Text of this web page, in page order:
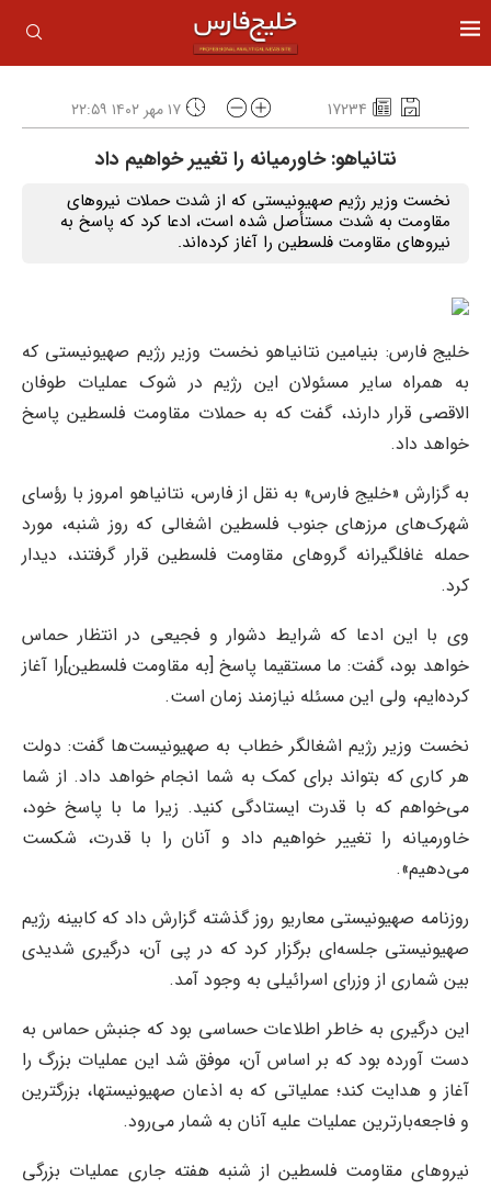
17234 ۱۷ مهر ۱۴۰۲ ۲۲:۵۹
نتانیاهو: خاورمیانه را تغییر خواهیم داد
نخست وزیر رژیم صهیونیستی که از شدت حملات نیرو‌های
مقاومت به شدت مستأصل شده است، ادعا کرد که پاسخ به
نیرو‌های مقاومت فلسطین را آغاز کرده‌اند.
خلیج فارس: بنیامین نتانیاهو نخست وزیر رژیم صهیونیستی که
به همراه سایر مسئولان این رژیم در شوک عملیات طوفان
الاقصی قرار دارند، گفت که به حملات مقاومت فلسطین پاسخ
خواهد داد.
به گزارش «خلیج فارس» به نقل از فارس، نتانیاهو امروز با رؤسای
شهرک‌های مرز‌های جنوب فلسطین اشغالی که روز شنبه، مورد
حمله غافلگیرانه گرو‌های مقاومت فلسطین قرار گرفتند، دیدار
کرد.
وی با این ادعا که شرایط دشوار و فجیعی در انتظار حماس
خواهد بود، گفت: ما مستقیما پاسخ [به مقاومت فلسطین]را آغاز
کرده‌ایم، ولی این مسئله نیازمند زمان است.
نخست وزیر رژیم اشغالگر خطاب به صهیونیست‌ها گفت: دولت
هر کاری که بتواند برای کمک به شما انجام خواهد داد. از شما
می‌خواهم که با قدرت ایستادگی کنید. زیرا ما با پاسخ خود،
خاورمیانه را تغییر خواهیم داد و آنان را با قدرت، شکست
می‌دهیم».
روزنامه صهیونیستی معاریو روز گذشته گزارش داد که کابینه رژیم
صهیونیستی جلسه‌ای برگزار کرد که در پی آن، درگیری شدیدی
بین شماری از وزرای اسرائیلی به وجود آمد.
این درگیری به خاطر اطلاعات حساسی بود که جنبش حماس به
دست آورده بود که بر اساس آن، موفق شد این عملیات بزرگ را
آغاز و هدایت کند؛ عملیاتی که به اذعان صهیونیستها، بزرگترین
و فاجعه‌بارترین عملیات علیه آنان به شمار می‌رود.
نیرو‌های مقاومت فلسطین از شنبه هفته جاری عملیات بزرگی